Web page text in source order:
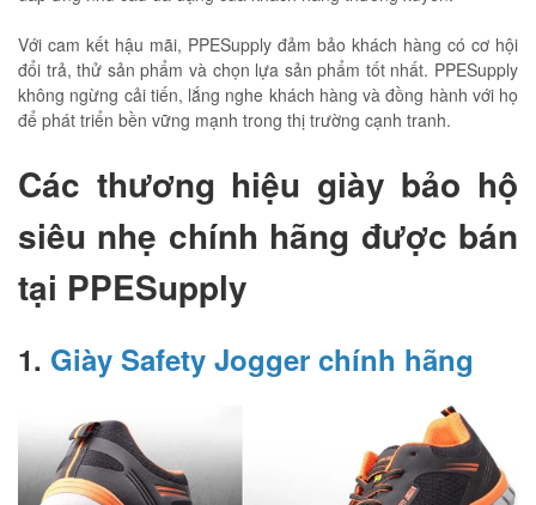
Với cam kết hậu mãi, PPESupply đảm bảo khách hàng có cơ hội
đổi trả, thử sản phẩm và chọn lựa sản phẩm tốt nhất. PPESupply
không ngừng cải tiến, lắng nghe khách hàng và đồng hành với họ
để phát triển bền vững mạnh trong thị trường cạnh tranh.
Các thương hiệu giày bảo hộ
siêu nhẹ chính hãng được bán
tại PPESupply
1. Giày Safety Jogger chính hãng